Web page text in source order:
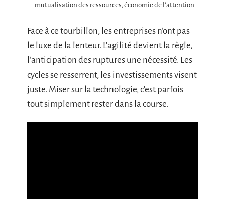
mutualisation des ressources, économie de l’attention
Face à ce tourbillon, les entreprises n’ont pas
le luxe de la lenteur. L’agilité devient la règle,
l’anticipation des ruptures une nécessité. Les
cycles se resserrent, les investissements visent
juste. Miser sur la technologie, c’est parfois
tout simplement rester dans la course.